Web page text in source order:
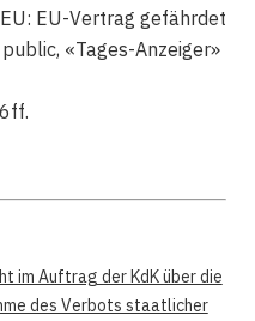
EU-Vertrag gefährdet
«Tages-Anzeiger»
im Auftrag der KdK über die
des Verbots staatlicher